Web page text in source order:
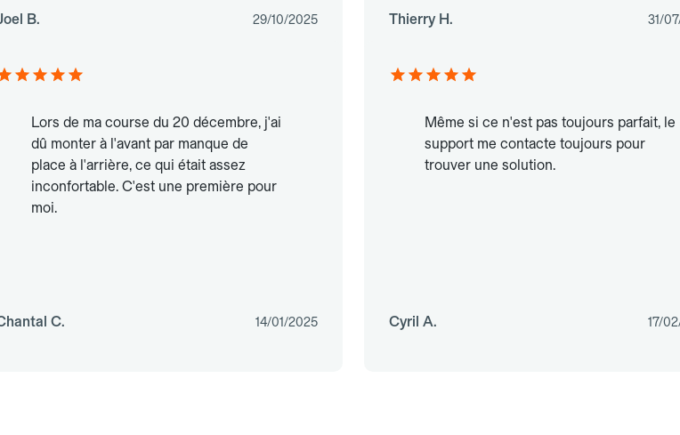
B. 29/10/2025 Thierry H. 31/
Lors de ma course du 20 décembre, j'ai
dû monter à l'avant par manque de
place à l'arrière, ce qui était assez
inconfortable. C'est une première pour
moi.
C. 14/01/2025
Même si ce n'est pas toujours parfait, le
support me contacte toujours pour
trouver une solution.
Cyril A. 17/